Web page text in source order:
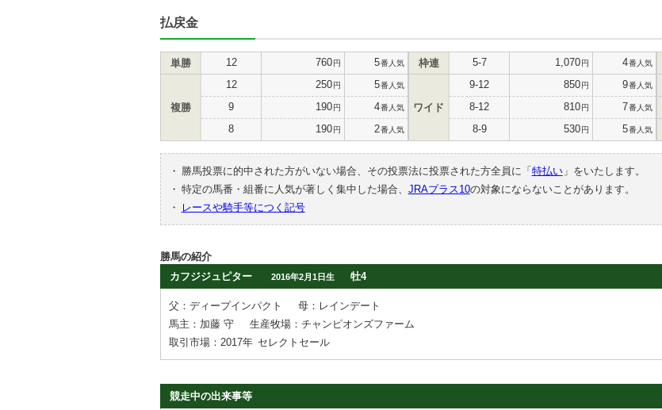
払戻金
単勝 12 760円 5番人気
複勝
12 250円 5番人気
9 190円 4番人気
8 190円 2番人気
枠連 5-7 1,070円 4番人気
ワイド
9-12 850円 9番人気
8-12 810円 7番人気
8-9 530円 5番人気
・ 勝馬投票に的中された方がいない場合、その投票法に投票された方全員に「 特払い」をいたします。
・ 特定の馬番・組番に人気が著しく集中した場合、 JRAプラス10の対象にならないことがあります。
・
レースや騎手等につく記号
勝馬の紹介
カフジジュピター
2016年2月1日生 牡4
父：ディープインパクト
母：レインデート
馬主：加藤 守
生産牧場：チャンピオンズファーム
取引市場：2017年 セレクトセール
競走中の出来事等